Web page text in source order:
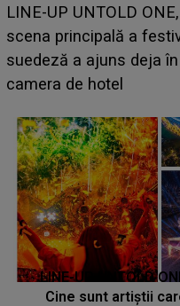
Ce a dezvăluit noua
luat prin surprindere pe
BĂIATUL VIZAT de
faptului împlinit, A
LINE-UP UNTOLD
Cine sunt artiștii